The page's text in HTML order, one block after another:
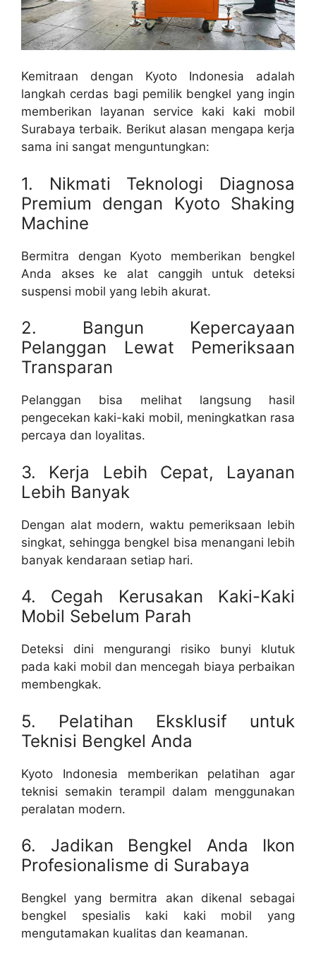
Kemitraan dengan Kyoto Indonesia adalah
langkah cerdas bagi pemilik bengkel yang ingin
memberikan layanan service kaki kaki mobil
Surabaya terbaik. Berikut alasan mengapa kerja
sama ini sangat menguntungkan:
1. Nikmati Teknologi Diagnosa
Premium dengan Kyoto Shaking
Machine
Bermitra dengan Kyoto memberikan bengkel
Anda akses ke alat canggih untuk deteksi
suspensi mobil yang lebih akurat.
2. Bangun Kepercayaan
Pelanggan Lewat Pemeriksaan
Transparan
Pelanggan bisa melihat langsung hasil
pengecekan kaki-kaki mobil, meningkatkan rasa
percaya dan loyalitas.
3. Kerja Lebih Cepat, Layanan
Lebih Banyak
Dengan alat modern, waktu pemeriksaan lebih
singkat, sehingga bengkel bisa menangani lebih
banyak kendaraan setiap hari.
4. Cegah Kerusakan Kaki-Kaki
Mobil Sebelum Parah
Deteksi dini mengurangi risiko bunyi klutuk
pada kaki mobil dan mencegah biaya perbaikan
membengkak.
5. Pelatihan Eksklusif untuk
Teknisi Bengkel Anda
Kyoto Indonesia memberikan pelatihan agar
teknisi semakin terampil dalam menggunakan
peralatan modern.
6. Jadikan Bengkel Anda Ikon
Profesionalisme di Surabaya
Bengkel yang bermitra akan dikenal sebagai
bengkel spesialis kaki kaki mobil yang
mengutamakan kualitas dan keamanan.